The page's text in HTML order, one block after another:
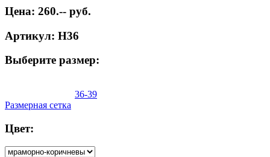
Цена: 260.-- руб.
Артикул: Н36
Выберите размер:
36-39
Размерная сетка
Цвет: